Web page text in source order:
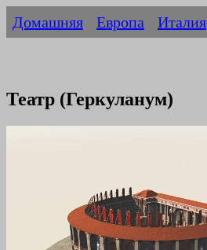
Домашняя Европа Италия
Театр (Геркуланум)